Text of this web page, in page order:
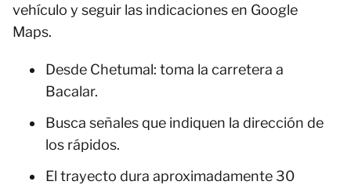
vehículo y seguir las indicaciones en Google
Maps.
Desde Chetumal: toma la carretera a
Bacalar.
Busca señales que indiquen la dirección de
los rápidos.
El trayecto dura aproximadamente 30